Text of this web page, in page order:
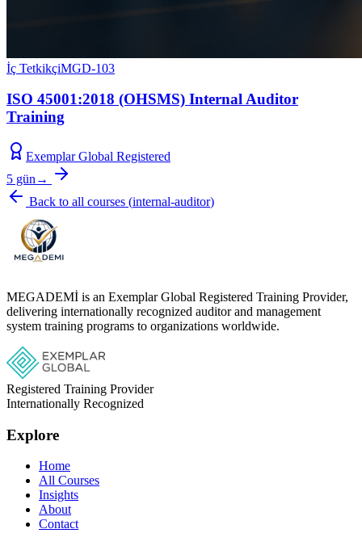
İç TetkikçiMGD-103
ISO 45001:2018 (OHSMS) Internal Auditor
Training
Exemplar Global Registered
5 gün →
Back to all courses (internal-auditor)
MEGADEMİ is an Exemplar Global Registered Training Provider,
delivering internationally recognized auditor and management
system training programs to organizations worldwide.
Registered Training Provider
Internationally Recognized
Explore
Home
All Courses
Insights
About
Contact